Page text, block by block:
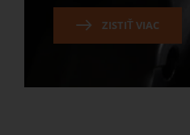
ZISTIŤ VIAC